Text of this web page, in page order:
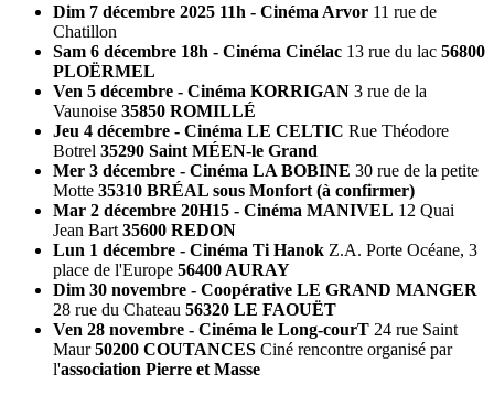
Dim 7 décembre 2025 11h - Cinéma Arvor 11 rue de
Chatillon
Sam 6 décembre 18h - Cinéma Cinélac 13 rue du lac 56800
PLOËRMEL
Ven 5 décembre - Cinéma KORRIGAN 3 rue de la
Vaunoise 35850 ROMILLÉ
Jeu 4 décembre - Cinéma LE CELTIC Rue Théodore
Botrel 35290 Saint MÉEN-le Grand
Mer 3 décembre - Cinéma LA BOBINE 30 rue de la petite
Motte 35310 BRÉAL sous Monfort (à confirmer)
Mar 2 décembre 20H15 - Cinéma MANIVEL 12 Quai
Jean Bart 35600 REDON
Lun 1 décembre - Cinéma Ti Hanok Z.A. Porte Océane, 3
place de l'Europe 56400 AURAY
Dim 30 novembre - Coopérative LE GRAND MANGER
28 rue du Chateau 56320 LE FAOUËT
Ven 28 novembre - Cinéma le Long-courT 24 rue Saint
Maur50200 COUTANCES Ciné rencontre organisé par
l'association Pierre et Masse